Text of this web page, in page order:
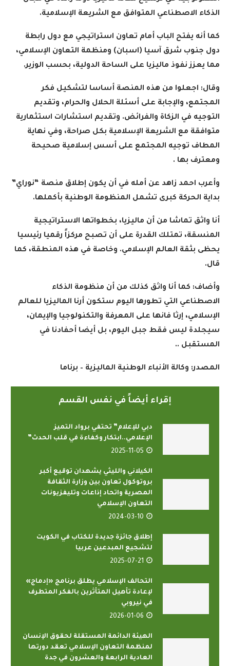
الذكاء الاصطناعي المتوافق مع الشريعة الإسلامية.
كما أنه يفتح الباب أمام تعاون استراتيجي مع دول رابطة
دول جنوب شرق آسيا (اسبان) ومنظمة التعاون الإسلامي،
مما يعزز نفوذ ماليزيا على الساحة الدولية، بحسب الوزير.
وقال: اجعلوا من هذه المنصة أساسا لتشكيل فكر
المجتمع، والإجابة على أسئلة الحلال والحرام، وتقديم
التوجيه في الزكاة والفرائض. وتقديم استشارات استثمارية
متوافقة مع الشريعة الإسلامية بكل صراحة، وفي نهاية
المطاف توجيه المجتمع على أسس إسلامية صحيحة
ومعترف بها .
وأعرب احمد زاهد عن أمله في أن يكون إطلاق منصة “نوراي”
بداية الحركة كبرى تشمل المنظومة الوطنية بأكملها.
أنا واثق تماشا من أن ماليزيا، بخطواتها الاستراتيجية
المنسقة، تمتلك القدرة على أن تصبح مركزاً رقميا رئيسيا
يحظى بثقة العالم الإسلامي. وخاصة في هذه المنطقة، كما
قال.
وأضاف: كما أنا واثق كذلك من أن منظومة الذكاء
الاصطناعي التي تطورها اليوم ستكون أرنا الماليزيا للعالم
الإسلامي، إرثا فانها على المعرفة والتكنولوجيا والإيمان،
سيجلدة ليس فقط جبل اليوم، بل أيضا أحفادنا في
المستقبل ..
المصدر: وكالة الأنباء الوطنية الماليزية – برناما
إقراء أيضاً في نفس القسم
دبي للإعلام” تحتفي برواد التميز
الإعلامي..ابتكار وكفاءة في قلب الحدث”
2025-11-05
الكيلاني والليثي يشهدان توقيع أكبر
بروتوكول تعاون بين وزارة الثقافة
المصرية واتحاد إذاعات وتليفزيونات
التعاون الإسلامي
2024-03-10
إطلاق جائزة جديدة للكتاب في الكويت
لتشجيع المبدعين عربيا
2025-07-21
التحالف الإسلامي يطلق برنامج «إدماج»
لإعادة تأهيل المتأثرين بالفكر المتطرف
في نيروبي
2026-01-06
الهيئة الدائمة المستقلة لحقوق الإنسان
لمنظمة التعاون الإسلامي تعقد دورتها
العادية الرابعة والعشرون في جدة